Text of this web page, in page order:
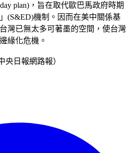
plan)，旨在取代歐巴馬政府時期
(S&ED)機制。因而在美中關係基
灣已無太多可著墨的空間，使台灣
緣化危機。
央日報網路報）